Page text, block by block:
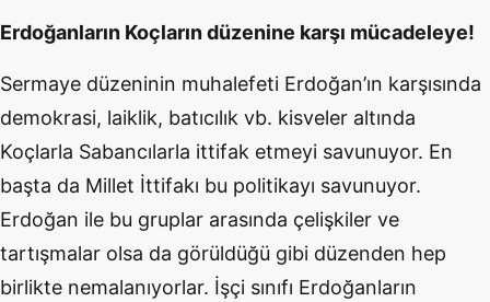
Erdoğanların Koçların düzenine karşı mücadeleye!
Sermaye düzeninin muhalefeti Erdoğan’ın karşısında
demokrasi, laiklik, batıcılık vb. kisveler altında
Koçlarla Sabancılarla ittifak etmeyi savunuyor. En
başta da Millet İttifakı bu politikayı savunuyor.
Erdoğan ile bu gruplar arasında çelişkiler ve
tartışmalar olsa da görüldüğü gibi düzenden hep
birlikte nemalanıyorlar. İşçi sınıfı Erdoğanların